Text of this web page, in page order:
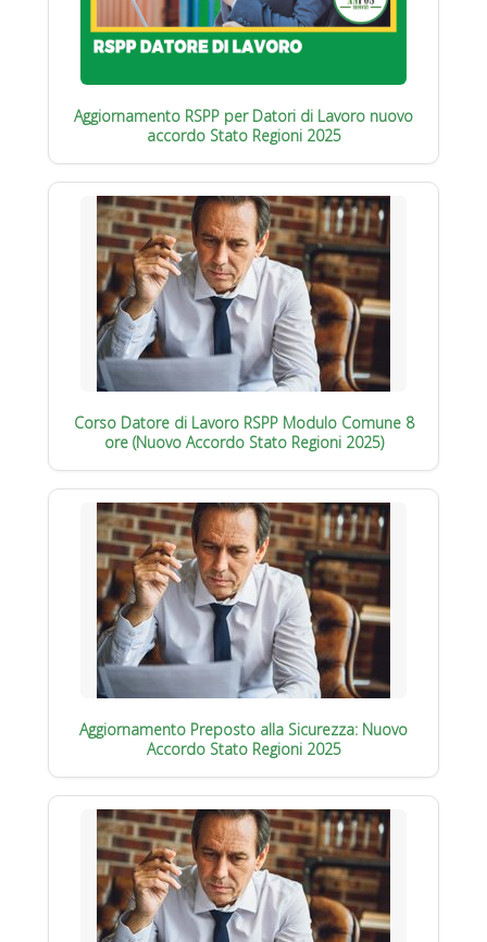
Aggiornamento RSPP per Datori di Lavoro nuovo
accordo Stato Regioni 2025
Corso Datore di Lavoro RSPP Modulo Comune 8
ore (Nuovo Accordo Stato Regioni 2025)
Aggiornamento Preposto alla Sicurezza: Nuovo
Accordo Stato Regioni 2025